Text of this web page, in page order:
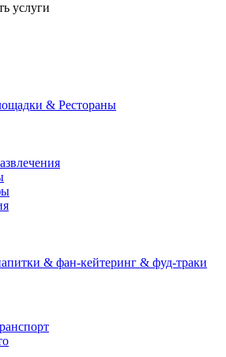
услуги
& Рестораны
& фан-кейтеринг & фуд-траки